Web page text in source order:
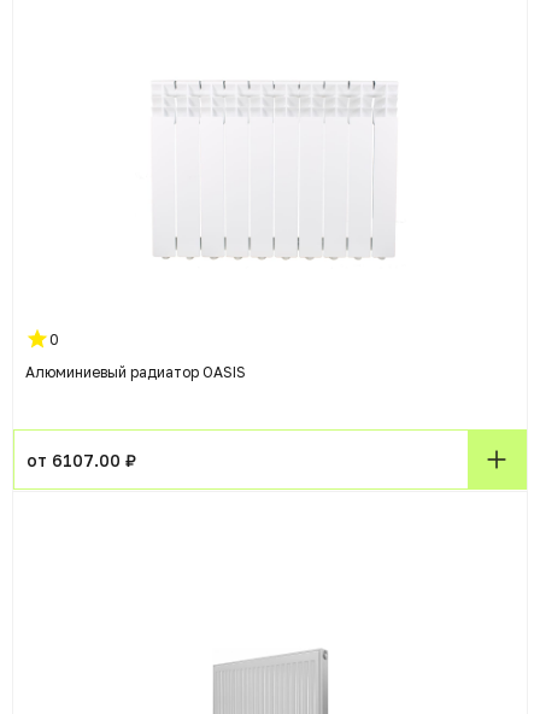
0
Алюминиевый радиатор OASIS
от 6107.00 ₽